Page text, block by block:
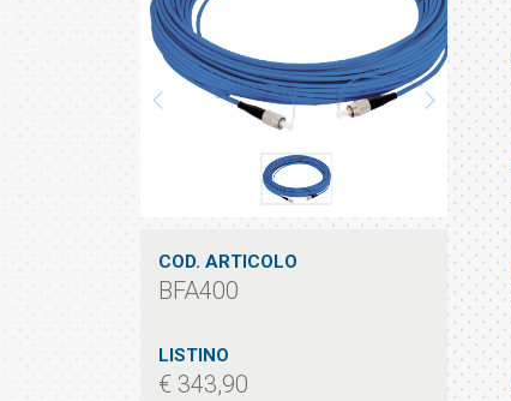
COD. ARTICOLO
BFA400
LISTINO
€ 343,90